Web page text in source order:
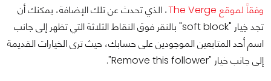
وفقاً لموقع The Verge
، الذي تحدث عن تلك الإضافة، يمكنك أن
تجد خِيار "soft block" بالنقر فوق النقاط الثلاثة التي تظهر إلى جانب
اسم أحد المتابعين الموجودين على حسابك، حيث ترى الخيارات القديمة
إلى جانب خيار "Remove this follower".